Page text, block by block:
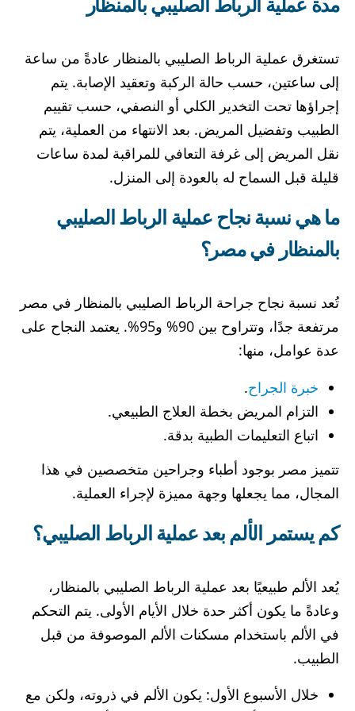
تستغرق عملية الرباط الصليبي بالمنظار عادةً من ساعة
إلى ساعتين، حسب حالة الركبة وتعقيد الإصابة. يتم
إجراؤها تحت التخدير الكلي أو النصفي، حسب تقييم
الطبيب وتفضيل المريض. بعد الانتهاء من العملية، يتم
نقل المريض إلى غرفة التعافي للمراقبة لمدة ساعات
قليلة قبل السماح له بالعودة إلى المنزل.
ما هي نسبة نجاح عملية الرباط الصليبي
بالمنظار في مصر؟
تُعد نسبة نجاح جراحة الرباط الصليبي بالمنظار في مصر
مرتفعة جدًا، وتتراوح بين 90% و95%. يعتمد النجاح على
عدة عوامل، منها:
خبرة الجراح.
التزام المريض بخطة العلاج الطبيعي.
اتباع التعليمات الطبية بدقة.
تتميز مصر بوجود أطباء وجراحين متخصصين في هذا
المجال، مما يجعلها وجهة مميزة لإجراء العملية.
كم يستمر الألم بعد عملية الرباط الصليبي؟
يُعد الألم طبيعيًا بعد عملية الرباط الصليبي بالمنظار،
وعادةً ما يكون أكثر حدة خلال الأيام الأولى. يتم التحكم
في الألم باستخدام مسكنات الألم الموصوفة من قبل
الطبيب.
خلال الأسبوع الأول: يكون الألم في ذروته، ولكن مع